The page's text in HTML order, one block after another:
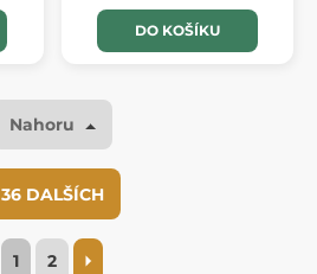
DO KOŠÍKU
Nahoru
36 DALŠÍCH
1 2